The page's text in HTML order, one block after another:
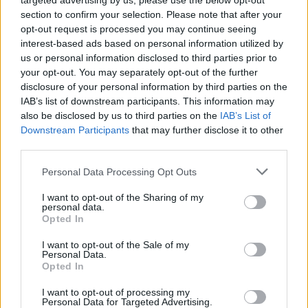
section to confirm your selection. Please note that after your
opt-out request is processed you may continue seeing
interest-based ads based on personal information utilized by
us or personal information disclosed to third parties prior to
your opt-out. You may separately opt-out of the further
disclosure of your personal information by third parties on the
IAB’s list of downstream participants. This information may
also be disclosed by us to third parties on the IAB’s List of
Downstream Participants that may further disclose it to other
Please note that this website/app uses one or more Google
not limited to your visit or usage behaviour. You may click to
grant or deny consent to Google and its third-party tags to
use your data for below specified purposes in below Google
consent section.
Personal Data Processing Opt Outs
I want to opt-out of the Sharing of my
personal data.
Opted In
I want to opt-out of the Sale of my
Personal Data.
Opted In
I want to opt-out of processing my
Personal Data for Targeted Advertising.
elkülöníteni programfinanszírozásra is.
Elmondta, hogy nem egyszemélyi döntések
születnek majd a támogatásokról, mint az
elmúlt nyolc évben, hiszen a Szülőföld
Alappal kizárólag a miniszter rendelkezett.
Közölte: a jövőben minden évben lesz egy
Magyar Állandó Értekezlet (MÁÉRT), amely
kimondottan a támogatáspolitika fő irányait
egyértelmű útmutatásokat rögzítenek, s
ennek alapján a Bethlen Gábor Alapkezelő
megfogalmaz egy költségvetési javaslatot.
Erről a javaslatról fog dönteni egy
háromtagú bizottság, amelynek tagja lesz
Semjén Zsolt nemzetpolitikáért felelős
miniszterelnök-helyettes, Répás Zsuzsanna
területért felelős helyettes államtitkár és Gál
András Levente, a KIM közigazgatási